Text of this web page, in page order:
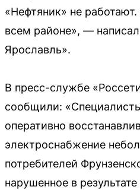
«Нефтяник» не
всем районе», —
Ярославль».
В пресс-службе
сообщили:
оперативно
электроснабжение
потребителей
нарушенное в